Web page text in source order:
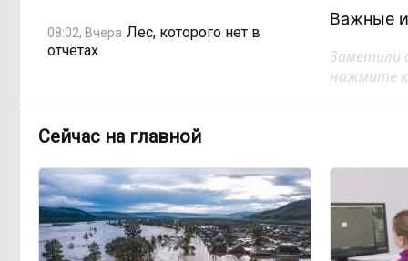
08:02, Вчера Лес, которого нет в
отчётах
16:00, 4 августа «Ребёнок должен
школу с рюкзаком»: детский
готовности к школе
15:31, 4 августа Как Китай покоряет
мир не электромобилями, а
Важные
Заметили
нажмите
Сейчас на главной